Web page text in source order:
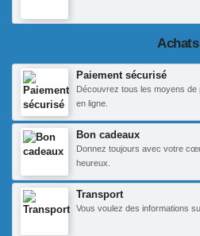
Achats
Paiement sécurisé
Découvrez tous les moyens
en ligne.
Bon cadeaux
Donnez toujours avec votre
heureux.
Transport
Vous voulez des informations